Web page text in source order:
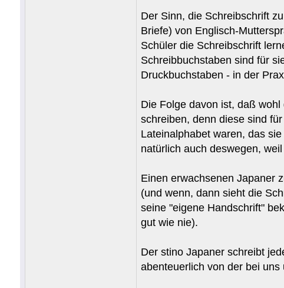
Der Sinn, die Schreibschrift
Briefe) von Englisch-
Schüler die Schreibschrift
Schreibbuchstaben sind für
Druckbuchstaben - in der
Die Folge davon ist, daß
schreiben, denn diese sind
Lateinalphabet waren, das
natürlich auch deswegen,
Einen erwachsenen Japaner
(und wenn, dann sieht die
seine "eigene Handschrift"
gut wie nie).
Der stino Japaner schreibt
abenteuerlich von der bei uns